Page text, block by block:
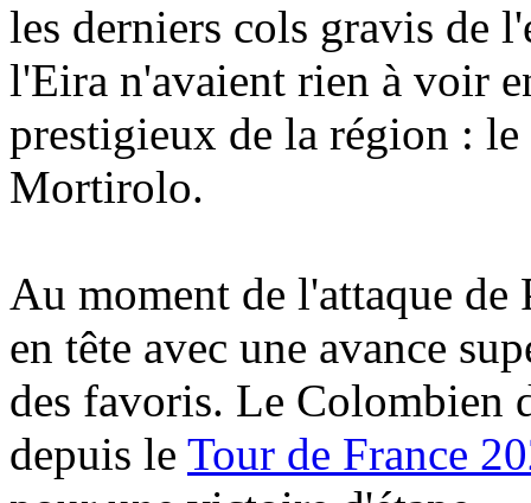
les derniers cols gravis de
l'Eira n'avaient rien à voir
prestigieux de la région :
Mortirolo.
Au moment de l'attaque de
en tête avec une avance
des favoris. Le Colombien
depuis le Tour de France